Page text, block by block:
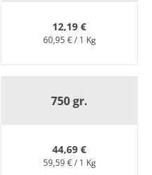
12,19 €
60,95 € / 1 Kg
750 gr.
44,69 €
59,59 € / 1 Kg